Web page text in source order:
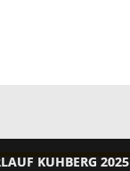
2025 ERGEBNISSE